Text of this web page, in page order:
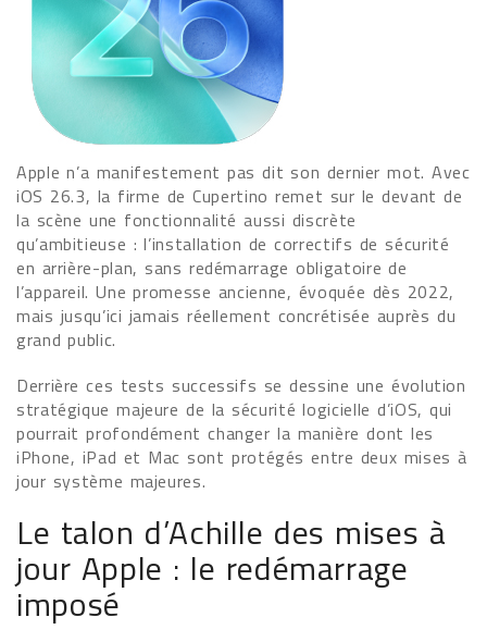
Apple n’a manifestement pas dit son dernier mot. Avec
iOS 26.3, la firme de Cupertino remet sur le devant de
la scène une fonctionnalité aussi discrète
qu’ambitieuse : l’installation de correctifs de sécurité
en arrière-plan, sans redémarrage obligatoire de
l’appareil. Une promesse ancienne, évoquée dès 2022,
mais jusqu’ici jamais réellement concrétisée auprès du
grand public.
Derrière ces tests successifs se dessine une évolution
stratégique majeure de la sécurité logicielle d’iOS, qui
pourrait profondément changer la manière dont les
iPhone, iPad et Mac sont protégés entre deux mises à
jour système majeures.
Le talon d’Achille des mises à
jour Apple : le redémarrage
imposé